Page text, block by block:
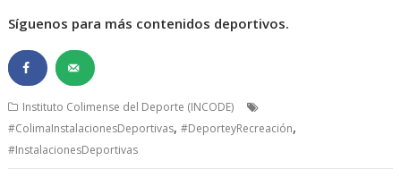
Síguenos para más contenidos deportivos.
Instituto Colimense del Deporte (INCODE)
#ColimaInstalacionesDeportivas,#DeporteyRecreación,
#InstalacionesDeportivas